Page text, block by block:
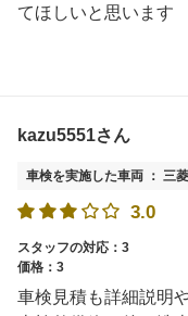
てほしいと思います
kazu5551さん
車検を実施した車両 ： 三
3.0
スタッフの対応：3
価格：3
車検見積も詳細説明